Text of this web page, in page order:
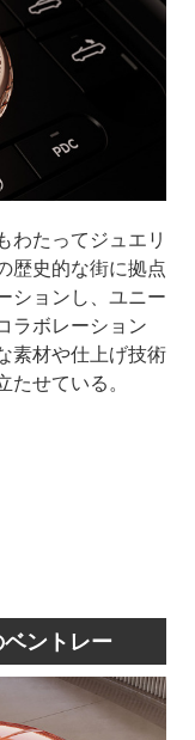
わたってジュエリ
歴史的な街に拠点
ションし、ユニー
ラボレーション
素材や仕上げ技術
せている。
ントレー